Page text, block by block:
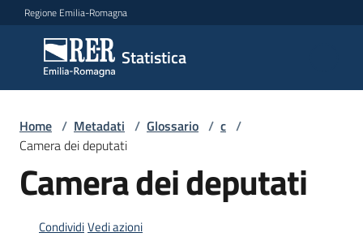
Vai al contenuto
Vai alla navigazione
Vai al footer
Regione Emilia-Romagna
Statistica
Statistica
Novità
Dati
Home / Metadati / Glossario / c /
Camera dei deputati
Camera dei deputati
CondividiVedi azioni